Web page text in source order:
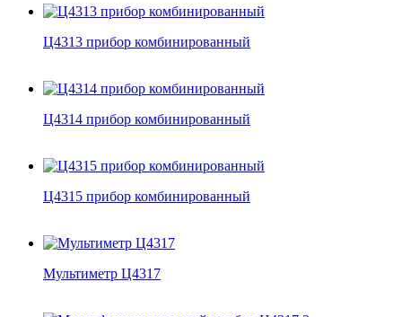
Ц4313 прибор комбинированный
Ц4314 прибор комбинированный
Ц4315 прибор комбинированный
Мультиметр Ц4317